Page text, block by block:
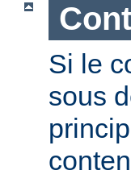
Si le
sous